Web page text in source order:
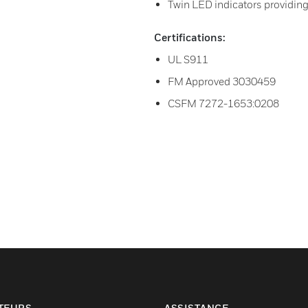
Twin LED indicators
Certifications:
UL S911
FM Approved 3030459
CSFM 7272-1653:0208